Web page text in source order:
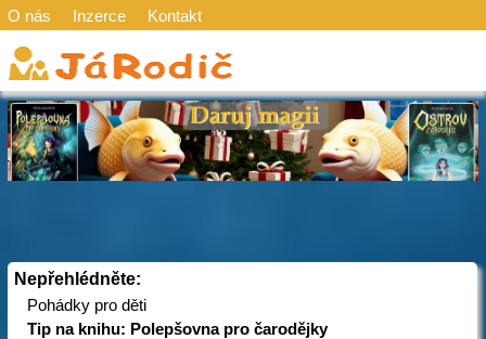
O nás Inzerce Kontakt
Nepřehlédněte:
Pohádky pro děti
Tip na knihu: Polepšovna pro čarodějky